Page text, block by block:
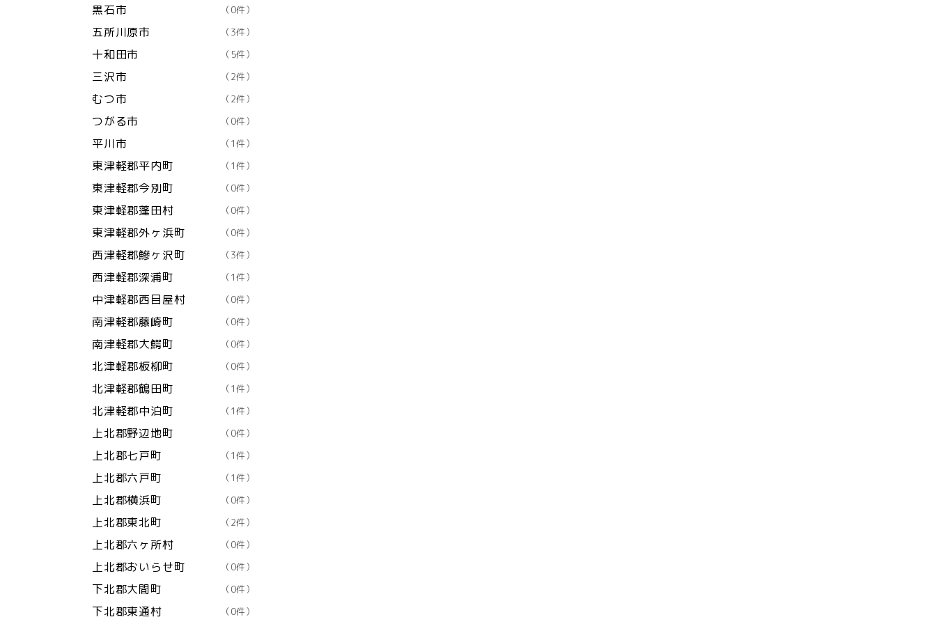
黒石市 （0件）
五所川原市 （3件）
十和田市 （5件）
三沢市 （2件）
むつ市 （2件）
つがる市 （0件）
平川市 （1件）
東津軽郡平内町 （1件）
東津軽郡今別町 （0件）
東津軽郡蓬田村 （0件）
東津軽郡外ヶ浜町 （0件）
西津軽郡鰺ヶ沢町 （3件）
西津軽郡深浦町 （1件）
中津軽郡西目屋村 （0件）
南津軽郡藤崎町 （0件）
南津軽郡大鰐町 （0件）
北津軽郡板柳町 （0件）
北津軽郡鶴田町 （1件）
北津軽郡中泊町 （1件）
上北郡野辺地町 （0件）
上北郡七戸町 （1件）
上北郡六戸町 （1件）
上北郡横浜町 （0件）
上北郡東北町 （2件）
上北郡六ヶ所村 （0件）
上北郡おいらせ町 （0件）
下北郡大間町 （0件）
下北郡東通村 （0件）